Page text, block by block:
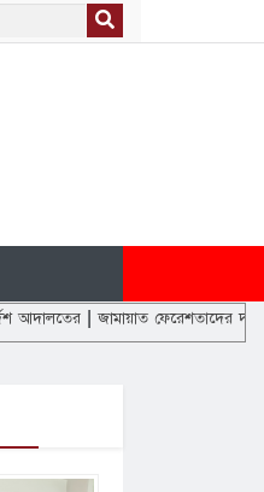
ফেরেশতাদের দল নয়, আমরাও